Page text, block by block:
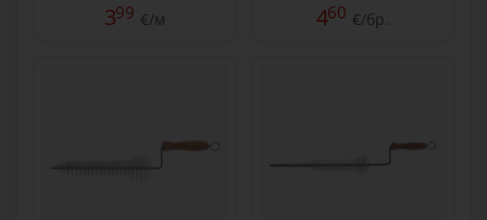
399 €/м 460 €/бр.